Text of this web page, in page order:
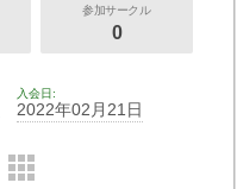
参加サークル
0
入会日
2022年02月21日